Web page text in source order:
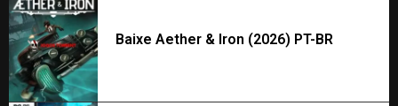
Baixe Aether & Iron (2026) PT-BR